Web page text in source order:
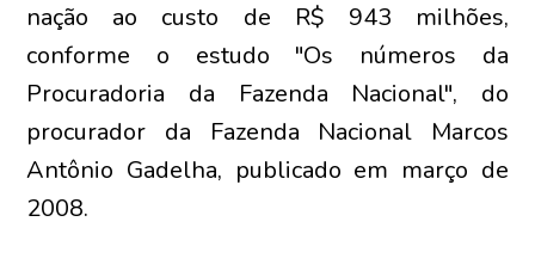
nação ao custo de R$ 943 milhões,
conforme o estudo "Os números da
Procuradoria da Fazenda Nacional", do
procurador da Fazenda Nacional Marcos
Antônio Gadelha, publicado em março de
2008.